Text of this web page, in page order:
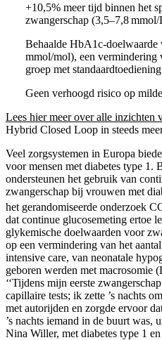
+10,5% meer tijd binnen het
zwangerschap (3,5–7,8
Behaalde HbA1c-doelwaarde
mmol/mol), een vermindering
groep met
Geen verhoogd risico op
Lees hier meer over alle inzichten
Hybrid Closed Loop in steeds
Veel zorgsystemen in Europa
voor mensen met diabetes type 1.
ondersteunen het gebruik van
zwangerschap bij vrouwen met
het gerandomiseerde onderzoek
dat continue glucosemeting ertoe
glykemische doelwaarden voor
op een vermindering van het
intensive care, van neonatale
geboren werden met macrosomie
‘‘Tijdens mijn eerste
capillaire tests; ik zette ’s nachts
met autorijden en zorgde ervoor
’s nachts iemand in de buurt was,
Nina Willer, met diabetes type 1